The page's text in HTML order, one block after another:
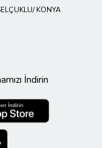
KONYA
İndirin